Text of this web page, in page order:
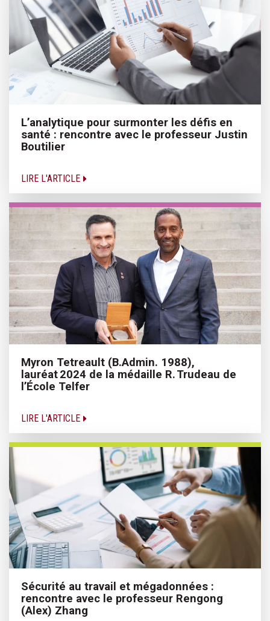
L’analytique pour surmonter les défis en
santé : rencontre avec le professeur Justin
Boutilier
LIRE L'ARTICLE
Myron Tetreault (B.Admin. 1988),
lauréat 2024 de la médaille R. Trudeau de
l’École Telfer
LIRE L'ARTICLE
Sécurité au travail et mégadonnées :
rencontre avec le professeur Rengong
(Alex) Zhang